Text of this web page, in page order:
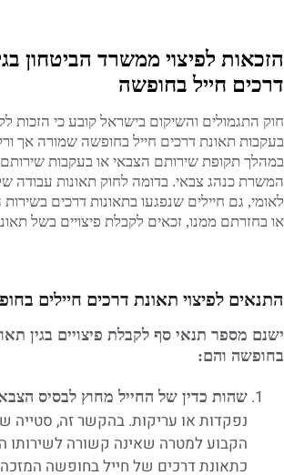
הזכאות לפיצוי ממשרד הביטחון
דרכים חייל בחופשה
חוק התגמולים והשיקום בישראל קובע כי הזכות
בעקבות תאונת דרכים חייל בחופשה שמורה אך
במהלך תקופת שירותם הצבאי או בעקבות
המשרת כנהג צבאי. בדומה לחוק תאונות עבודה
לאומי, גם חיילים שנפגעו בתאונות דרכים
או בחזרתם ממנו, זכאים לקבלת פיצויים בשל
התנאים לפיצוי תאונת דרכים חיילים
ישנם מספר תנאי סף לקבלת פיצויים בגין
בחופשה והם:
שהות כדין של החייל מחוץ לבסיס
נפקדות או עריקות. בהקשר זה, סטייה
הקבוע למטרה שאינה קשורה לשירותו
כתאונת דרכים של חייל בחופשה